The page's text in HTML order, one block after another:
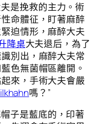
是挽救的主力。術
命體征，盯著麻醉
迫情形，麻醉大夫
降桌大夫退后，為了
別出，麻醉大夫常
色無菌帽區離開。
來，手術大夫會嚴
嗎？”
子是藍底的，印著